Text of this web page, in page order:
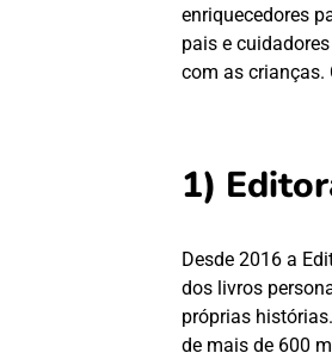
enriquecedores
pais e
com as crianças.
1)
Desde 2016 a
dos livros
próprias
de mais de 600